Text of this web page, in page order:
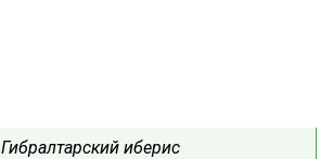
Гибралтарский иберис